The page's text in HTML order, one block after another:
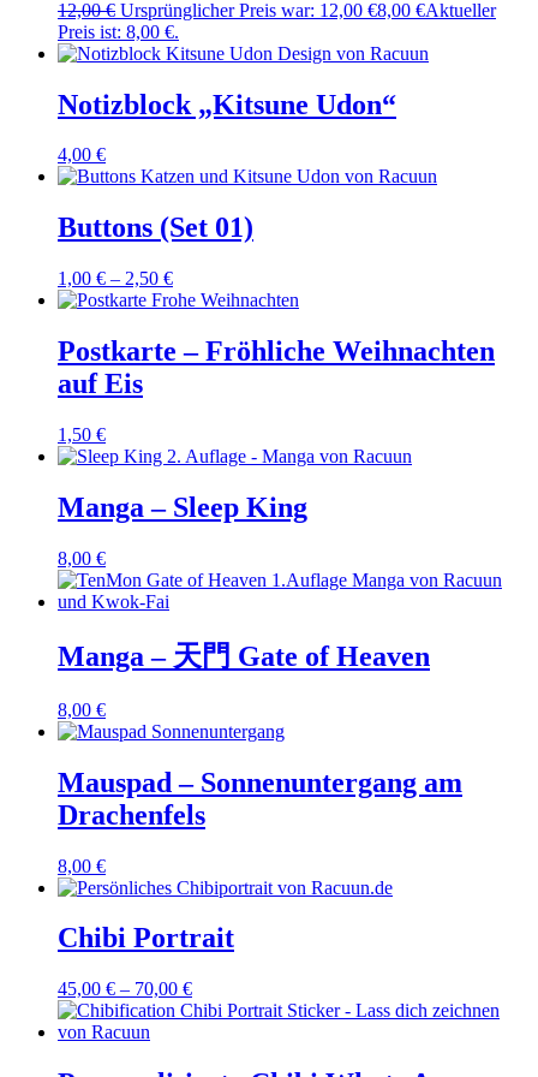
12,00€ Ursprünglicher Preis war: 12,00 €8,00 €Aktueller
Preis ist: 8,00 €.
Notizblock „Kitsune Udon“
4,00 €
Buttons (Set 01)
1,00 € – 2,50 €
Postkarte – Fröhliche Weihnachten
auf Eis
1,50 €
Manga – Sleep King
8,00 €
Manga – 天門 Gate of Heaven
8,00 €
Mauspad – Sonnenuntergang am
Drachenfels
8,00 €
Chibi Portrait
45,00 € – 70,00 €